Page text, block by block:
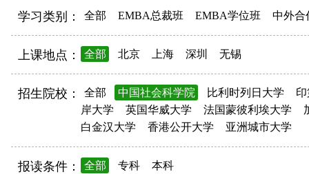
学习类别： 全部 EMBA总裁班 EMBA学位班 中外合
上课地点： 全部 北京 上海 深圳 无锡
招生院校： 全部 中国社会科学院 比利时列日大学
岸大学
英国华威大学 法国蒙彼利埃大学
白金汉大学
香港公开大学 亚洲城市大学
报读条件： 全部 专科 本科